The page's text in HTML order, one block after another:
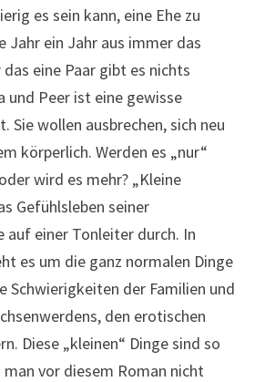
es sein kann, eine Ehe zu
Jahr ein Jahr aus immer das
eine Paar gibt es nichts
und Peer ist eine gewisse
Sie wollen ausbrechen, sich neu
körperlich. Werden es „nur“
wird es mehr? „Kleine
Gefühlsleben seiner
auf einer Tonleiter durch. In
es um die ganz normalen Dinge
Schwierigkeiten der Familien und
den erotischen
Diese „kleinen“ Dinge sind so
vor diesem Roman nicht